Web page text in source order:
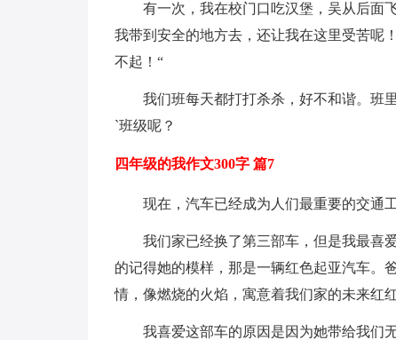
有一次，我在校门口吃汉堡，吴从后面
我带到安全的地方去，还让我在这里受苦呢
不起！“
我们班每天都打打杀杀，好不和谐。班
`班级呢？
四年级的我作文300字 篇7
现在，汽车已经成为人们最重要的交通
我们家已经换了第三部车，但是我最喜
的记得她的模样，那是一辆红色起亚汽车。
情，像燃烧的火焰，寓意着我们家的未来红红
我喜爱这部车的原因是因为她带给我们